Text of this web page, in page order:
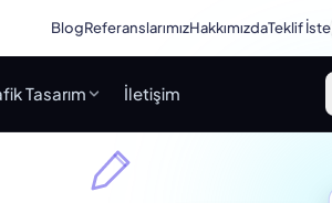
BlogReferanslarımızHakkımızdaTeklif İste
Tasarım İletişim